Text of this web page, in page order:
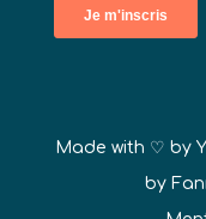
Made with ♡ by
by